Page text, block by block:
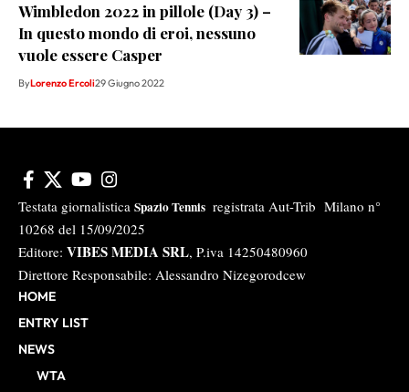
Wimbledon 2022 in pillole (Day 3) –
In questo mondo di eroi, nessuno
vuole essere Casper
ByLorenzo Ercoli29 Giugno 2022
Testata giornalistica Spazio Tennis registrata Aut-Trib Milano n°
10268 del 15/09/2025
Editore: VIBES MEDIA SRL, P.iva 14250480960
Direttore Responsabile: Alessandro Nizegorodcew
HOME
ENTRY LIST
NEWS
WTA